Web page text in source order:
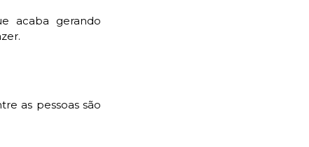
acaba gerando
as pessoas são